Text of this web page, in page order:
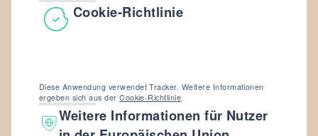
Cookie-Richtlinie
Diese Anwendung verwendet Tracker. Weitere Informationen
ergeben sich aus derCookie-Richtlinie.
Weitere Informationen für Nutzer